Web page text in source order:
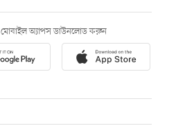
মোবাইল অ্যাপস ডাউনলোড করুন